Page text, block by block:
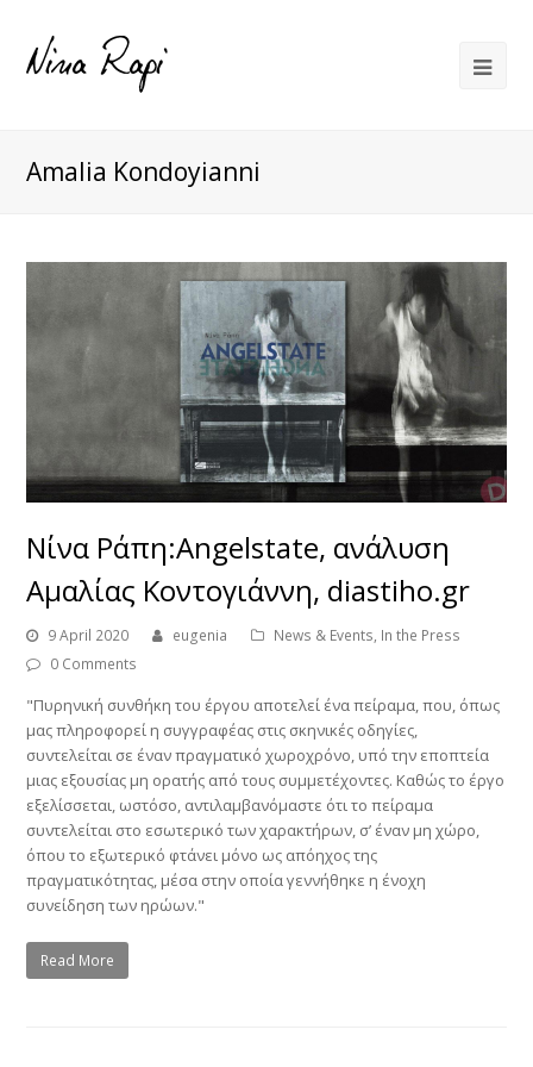
Amalia Kondoyianni
Νίνα Ράπη:Angelstate, ανάλυση
Αμαλίας Κοντογιάννη, diastiho.gr
9 April 2020 eugenia News & Events, In the Press
0 Comments
"Πυρηνική συνθήκη του έργου αποτελεί ένα πείραμα, που, όπως
μας πληροφορεί η συγγραφέας στις σκηνικές οδηγίες,
συντελείται σε έναν πραγματικό χωροχρόνο, υπό την εποπτεία
μιας εξουσίας μη ορατής από τους συμμετέχοντες. Καθώς το έργο
εξελίσσεται, ωστόσο, αντιλαμβανόμαστε ότι το πείραμα
συντελείται στο εσωτερικό των χαρακτήρων, σ’ έναν μη χώρο,
όπου το εξωτερικό φτάνει μόνο ως απόηχος της
πραγματικότητας, μέσα στην οποία γεννήθηκε η ένοχη
συνείδηση των ηρώων."
Read More